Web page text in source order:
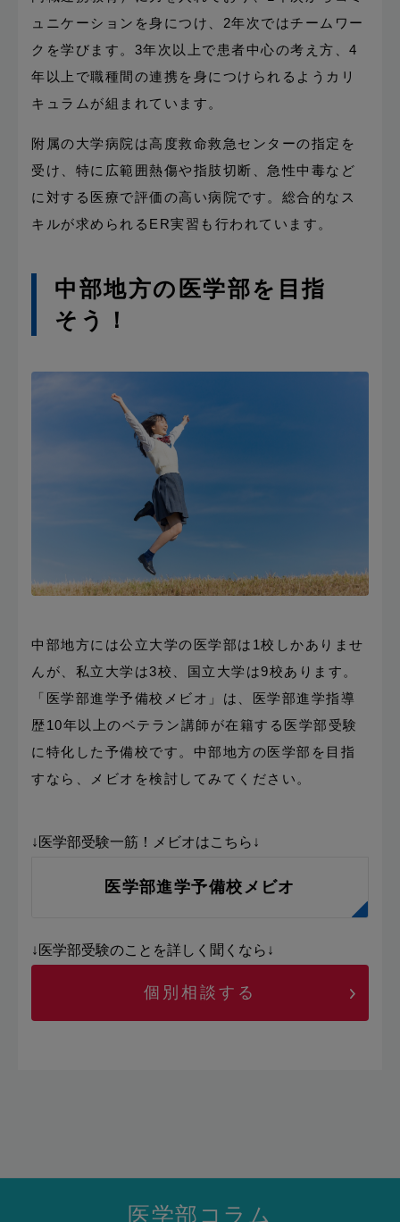
ュニケーションを身につけ、2年次ではチームワー
クを学びます。3年次以上で患者中心の考え方、4
年以上で職種間の連携を身につけられるようカリ
キュラムが組まれています。
附属の大学病院は高度救命救急センターの指定を
受け、特に広範囲熱傷や指肢切断、急性中毒など
に対する医療で評価の高い病院です。総合的なス
キルが求められるER実習も行われています。
中部地方の医学部を目指
そう！
中部地方には公立大学の医学部は1校しかありませ
んが、私立大学は3校、国立大学は9校あります。
「医学部進学予備校メビオ」は、医学部進学指導
歴10年以上のベテラン講師が在籍する医学部受験
に特化した予備校です。中部地方の医学部を目指
すなら、メビオを検討してみてください。
↓医学部受験一筋！メビオはこちら↓
医学部進学予備校メビオ
↓医学部受験のことを詳しく聞くなら↓
個別相談する
医学部コラム